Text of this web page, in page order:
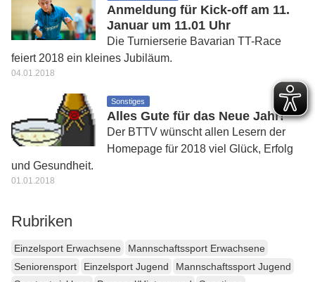
Anmeldung für Kick-off am 11.
Januar um 11.01 Uhr
Die Turnierserie Bavarian TT-Race
feiert 2018 ein kleines Jubiläum.
04.01.2018
Sonstiges
Alles Gute für das Neue Jahr!
Der BTTV wünscht allen Lesern der
Homepage für 2018 viel Glück, Erfolg
und Gesundheit.
01.01.2018
Rubriken
Einzelsport Erwachsene
Mannschaftssport Erwachsene
Seniorensport
Einzelsport Jugend
Mannschaftssport Jugend